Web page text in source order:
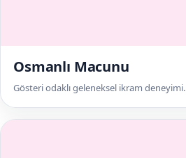
Osmanlı Macunu
Gösteri odaklı geleneksel ikram deneyimi.